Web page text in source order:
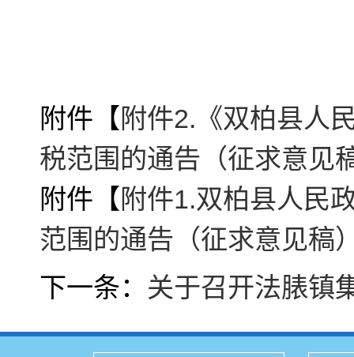
附件【 附件2.《双柏县人
税范围的通告（征求意见
附件【 附件1.双柏县人民
范围的通告（征求意见稿
下一条： 关于召开法脿镇